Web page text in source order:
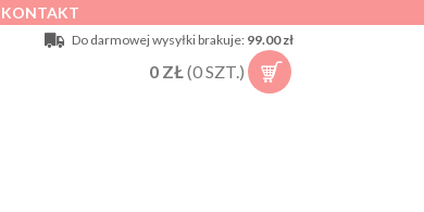
KONTAKT
Do darmowej wysyłki brakuje: 99.00 zł
0 ZŁ(0SZT.)